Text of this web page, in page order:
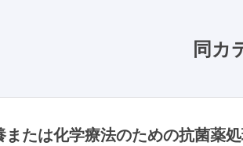
同カ
または化学療法のための抗菌薬